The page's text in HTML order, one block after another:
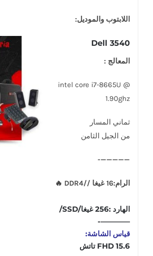
اللابتوب والموديل:
Dell 3540
المعالج :
intel core i7-8665U @
1.90ghz
ثماني المسار
من الجيل الثامن
—————-
الرام:16 غيغا //DDR4 🔥
الهارد :256 غيغا/SSD/
————-
قياس الشاشة:
15.6 FHD تاتش